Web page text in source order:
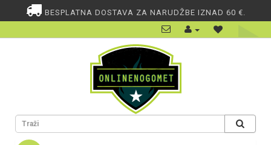
BESPLATNA DOSTAVA ZA NARUDŽBE IZNAD 60 €.